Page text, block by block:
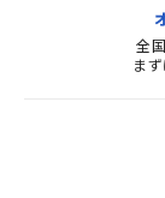
全
ま